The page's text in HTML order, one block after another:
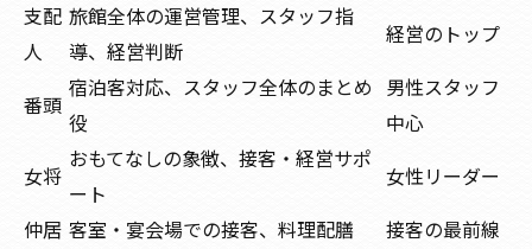
支配
人
旅館全体の運営管理、スタッフ指
導、経営判断
経営のトップ
番頭
宿泊客対応、スタッフ全体のまとめ
役
男性スタッフ
中心
女将
おもてなしの象徴、接客・経営サポ
ート
女性リーダー
仲居 客室・宴会場での接客、料理配膳
接客の最前線